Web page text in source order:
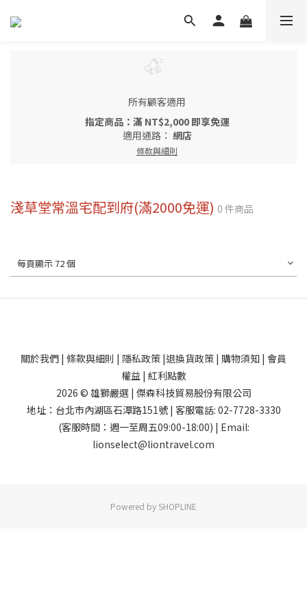
所有顧客適用
指定商品：滿 NT$2,000 即享免運
適用通路： 網店
條款與細則
淺草堂常溫宅配到府(滿2000免運) 0 件商品
每頁顯示 72 個
關於我們 | 條款與細則 | 隱私政策 |退換貨政策 | 購物須知 | 會員
權益 | 紅利點數
2026 © 雄獅嚴選 | 傑森科技貿易股份有限公司
地址：台北市內湖區石潭路151號 | 客服電話: 02-7728-3330
(客服時間：週一至周五09:00-18:00) | Email:
lionselect@liontravel.com
Powered by SHOPLINE